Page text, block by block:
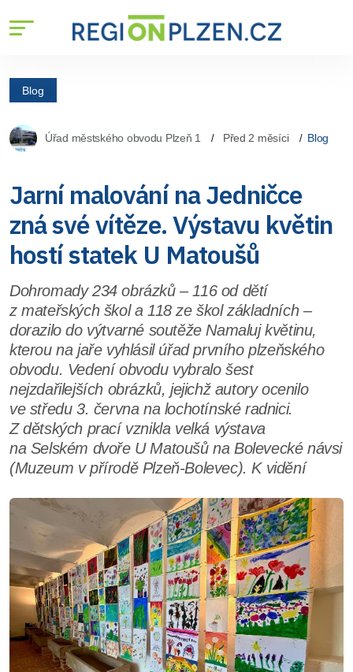
Blog
Úřad městského obvodu Plzeň 1 Před 2 měsíci Blog
Jarní malování na Jedničce
zná své vítěze. Výstavu květin
hostí statek U Matoušů
Dohromady 234 obrázků – 116 od dětí
z mateřských škol a 118 ze škol základních –
dorazilo do výtvarné soutěže Namaluj květinu,
kterou na jaře vyhlásil úřad prvního plzeňského
obvodu. Vedení obvodu vybralo šest
nejzdařilejších obrázků, jejichž autory ocenilo
ve středu 3. června na lochotínské radnici.
Z dětských prací vznikla velká výstava
na Selském dvoře U Matoušů na Bolevecké návsi
(Muzeum v přírodě Plzeň-Bolevec). K vidění